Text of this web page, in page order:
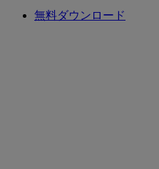
無料ダウンロード